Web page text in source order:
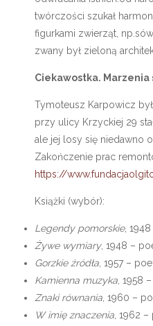
twórczości szukał
figurkami zwierząt,
zwany był zieloną
Ciekawostka. Marzenia
Tymoteusz Karpowicz
przy ulicy Krzyckiej 29
ale jej losy się niedawno
Zakończenie prac
https://
Książki (wybór):
Legendy pomorskie,
Żywe wymiary, 1948 –
Gorzkie źródła , 1957 –
Kamienna muzyka , 1958
Znaki równania , 1960 –
W imię znaczenia , 1962